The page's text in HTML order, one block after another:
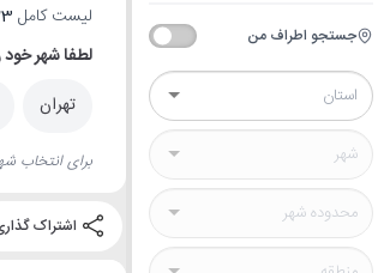
جستجو اطراف من
لیست کامل
لطفا شهر خود
تهران
برای انتخاب